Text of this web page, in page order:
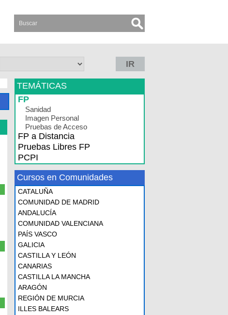
IR
TEMÁTICAS
FP
Sanidad
Imagen Personal
Pruebas de Acceso
FP a Distancia
Pruebas Libres FP
PCPI
Cursos en Comunidades
CATALUÑA
COMUNIDAD DE MADRID
ANDALUCÍA
COMUNIDAD VALENCIANA
PAÍS VASCO
GALICIA
CASTILLA Y LEÓN
CANARIAS
CASTILLA LA MANCHA
ARAGÓN
REGIÓN DE MURCIA
ILLES BALEARS